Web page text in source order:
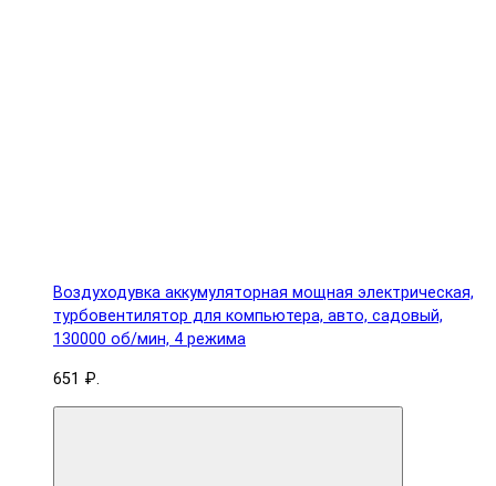
Воздуходувка аккумуляторная мощная электрическая,
турбовентилятор для компьютера, авто, садовый,
130000 об/мин, 4 режима
651 ₽.